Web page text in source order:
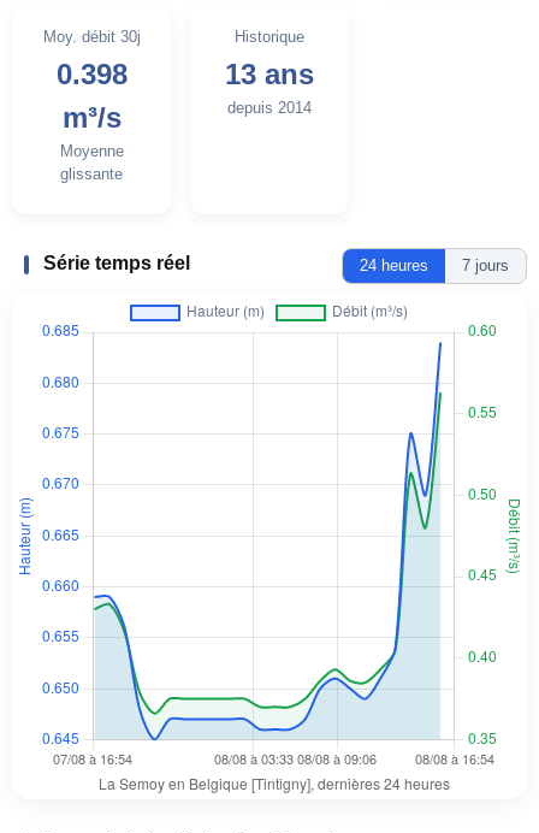
Moy. débit 30j
0.398
m³/s
Moyenne
glissante
Historique
13 ans
depuis 2014
Série temps réel 24 heures 7 jours